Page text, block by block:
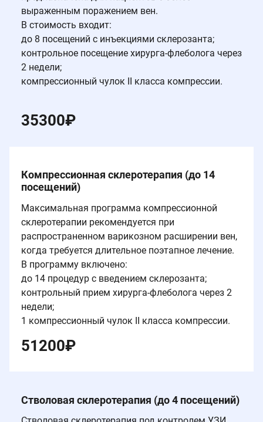
выраженным поражением вен.
В стоимость входит:
до 8 посещений с инъекциями склерозанта;
контрольное посещение хирурга-флеболога через
2 недели;
компрессионный чулок II класса компрессии.
35300₽
Компрессионная склеротерапия (до 14
посещений)
Максимальная программа компрессионной
склеротерапии рекомендуется при
распространенном варикозном расширении вен,
когда требуется длительное поэтапное лечение.
В программу включено:
до 14 процедур с введением склерозанта;
контрольный прием хирурга-флеболога через 2
недели;
1 компрессионный чулок II класса компрессии.
51200₽
Стволовая склеротерапия (до 4 посещений)